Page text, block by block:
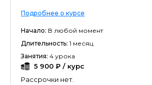
Подробнее о курсе
Начало: В любой момент
Длительность: 1 месяц
Занятия: 4 урока
5 900 ₽ / курс
Рассрочки нет.